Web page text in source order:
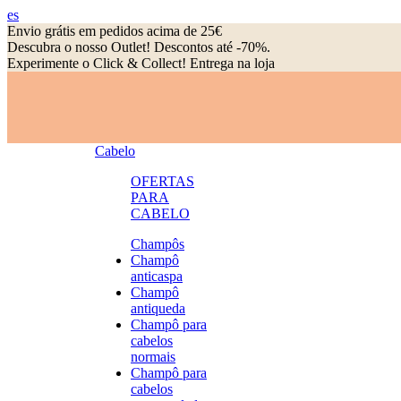
es
Envio grátis em pedidos acima de 25€
Descubra o nosso Outlet! Descontos até -70%.
Experimente o Click & Collect! Entrega na loja
Cabelo
OFERTAS
PARA
CABELO
Champôs
Champô
anticaspa
Champô
antiqueda
Champô para
cabelos
normais
Champô para
cabelos